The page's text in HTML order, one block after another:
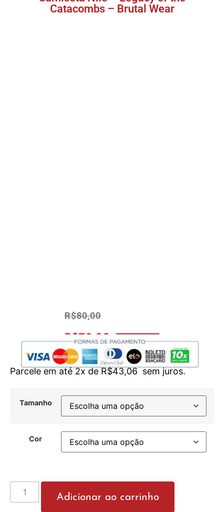
Catacombs – Brutal Wear
R$80,00
R$76,00 No Pix 5% OFF
Parcele em até 2x deR$43,06 sem juros.
Tamanho
Cor
Adicionar ao carrinho